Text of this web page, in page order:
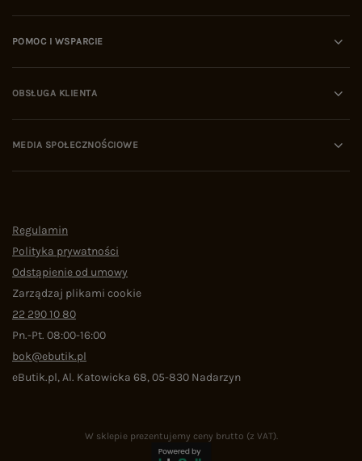
POMOC I WSPARCIE
OBSŁUGA KLIENTA
MEDIA SPOŁECZNOŚCIOWE
Regulamin
Polityka prywatności
Odstąpienie od umowy
Zarządzaj plikami cookie
22 290 10 80
Pn.-Pt. 08:00-16:00
bok@ebutik.pl
eButik.pl,Al. Katowicka 68,05-830 Nadarzyn
W sklepie prezentujemy ceny brutto (z VAT).